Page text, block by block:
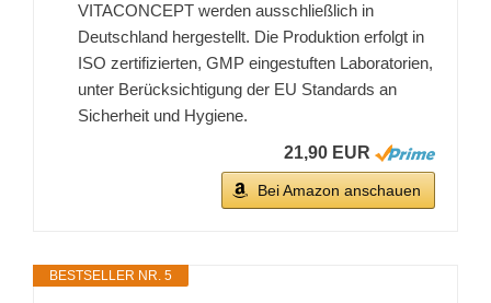
VITACONCEPT werden ausschließlich in
Deutschland hergestellt. Die Produktion erfolgt in
ISO zertifizierten, GMP eingestuften Laboratorien,
unter Berücksichtigung der EU Standards an
Sicherheit und Hygiene.
21,90 EUR
Bei Amazon anschauen
BESTSELLER NR. 5